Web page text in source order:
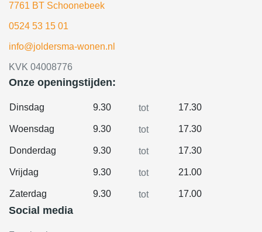
7761 BT Schoonebeek
0524 53 15 01
info@joldersma-wonen.nl
KVK 04008776
Onze openingstijden:
Dinsdag 9.30 tot 17.30
Woensdag 9.30 tot 17.30
Donderdag 9.30 tot 17.30
Vrijdag 9.30 tot 21.00
Zaterdag 9.30 tot 17.00
Social media